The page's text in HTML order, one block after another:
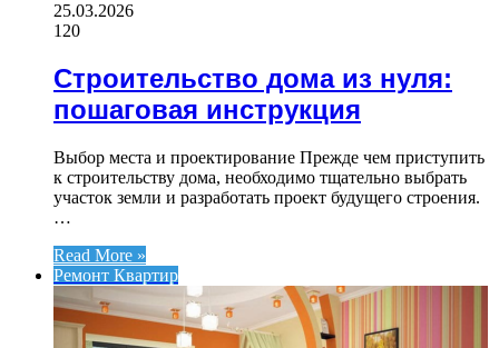
25.03.2026
120
Строительство дома из нуля:
пошаговая инструкция
Выбор места и проектирование Прежде чем приступить
к строительству дома, необходимо тщательно выбрать
участок земли и разработать проект будущего строения.
…
Read More »
Ремонт Квартир